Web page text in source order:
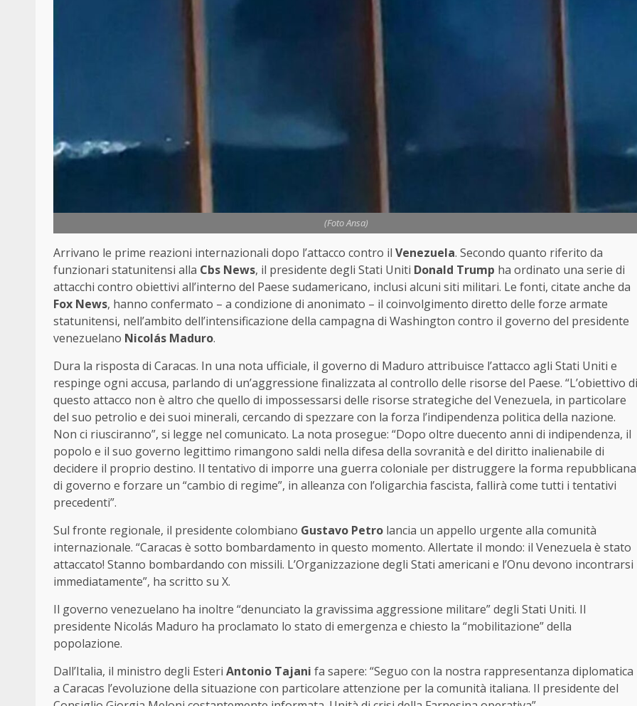
(Foto Ansa)
Arrivano le prime reazioni internazionali dopo l’attacco contro il Venezuela. Secondo quanto riferito da
funzionari statunitensi alla Cbs News, il presidente degli Stati Uniti Donald Trump ha ordinato una serie di
attacchi contro obiettivi all’interno del Paese sudamericano, inclusi alcuni siti militari. Le fonti, citate anche da
Fox News, hanno confermato – a condizione di anonimato – il coinvolgimento diretto delle forze armate
statunitensi, nell’ambito dell’intensificazione della campagna di Washington contro il governo del presidente
venezuelano Nicolás Maduro.
Dura la risposta di Caracas. In una nota ufficiale, il governo di Maduro attribuisce l’attacco agli Stati Uniti e
respinge ogni accusa, parlando di un’aggressione finalizzata al controllo delle risorse del Paese. “L’obiettivo di
questo attacco non è altro che quello di impossessarsi delle risorse strategiche del Venezuela, in particolare
del suo petrolio e dei suoi minerali, cercando di spezzare con la forza l’indipendenza politica della nazione.
Non ci riusciranno”, si legge nel comunicato. La nota prosegue: “Dopo oltre duecento anni di indipendenza, il
popolo e il suo governo legittimo rimangono saldi nella difesa della sovranità e del diritto inalienabile di
decidere il proprio destino. Il tentativo di imporre una guerra coloniale per distruggere la forma repubblicana
di governo e forzare un “cambio di regime”, in alleanza con l’oligarchia fascista, fallirà come tutti i tentativi
precedenti”.
Sul fronte regionale, il presidente colombiano Gustavo Petro lancia un appello urgente alla comunità
internazionale. “Caracas è sotto bombardamento in questo momento. Allertate il mondo: il Venezuela è stato
attaccato! Stanno bombardando con missili. L’Organizzazione degli Stati americani e l’Onu devono incontrarsi
immediatamente”, ha scritto su X.
Il governo venezuelano ha inoltre “denunciato la gravissima aggressione militare” degli Stati Uniti. Il
presidente Nicolás Maduro ha proclamato lo stato di emergenza e chiesto la “mobilitazione” della
popolazione.
Dall’Italia, il ministro degli Esteri Antonio Tajani fa sapere: “Seguo con la nostra rappresentanza diplomatica
a Caracas l’evoluzione della situazione con particolare attenzione per la comunità italiana. Il presidente del